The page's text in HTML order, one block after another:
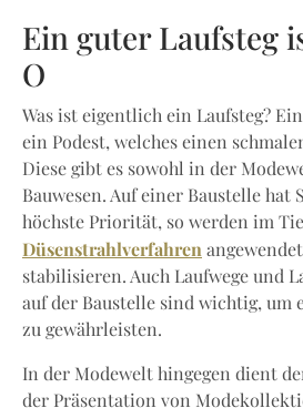
Ein guter Laufsteg
O
Was ist eigentlich ein Laufsteg?
ein Podest, welches einen
Diese gibt es sowohl in der
Bauwesen. Auf einer Baustelle hat
höchste Priorität, so werden im
Düsenstrahlverfahren
stabilisieren. Auch Laufwege und
auf der Baustelle sind wichtig, um
zu gewährleisten.
In der Modewelt hingegen dient
der Präsentation von